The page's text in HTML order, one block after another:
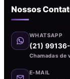
Nossos
WHATSAPP
(21)
Chamadas de
E-MAIL